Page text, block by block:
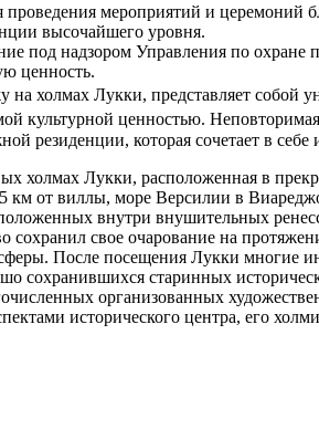
проведения мероприятий и
высочайшего уровня.
под надзором Управления по
ценность.
на холмах Лукки, представляет
культурной ценностью.
резиденции, которая сочетает в
холмах Лукки, расположенная в
км от виллы, море Версилии в
внутри внушительных
сохранил свое очарование на
После посещения Лукки многие
сохранившихся старинных
организованных
исторического центра, его